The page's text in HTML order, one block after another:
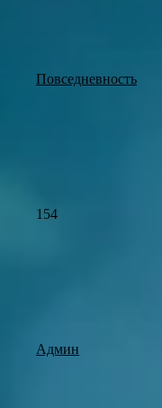
Повседневность
154
Админ